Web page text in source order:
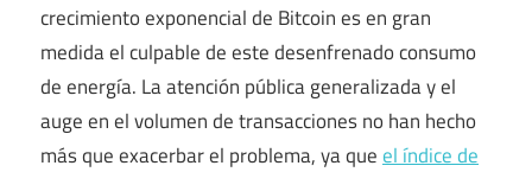
crecimiento exponencial de Bitcoin es en gran
medida el culpable de este desenfrenado consumo
de energía. La atención pública generalizada y el
auge en el volumen de transacciones no han hecho
más que exacerbar el problema, ya queel índice de